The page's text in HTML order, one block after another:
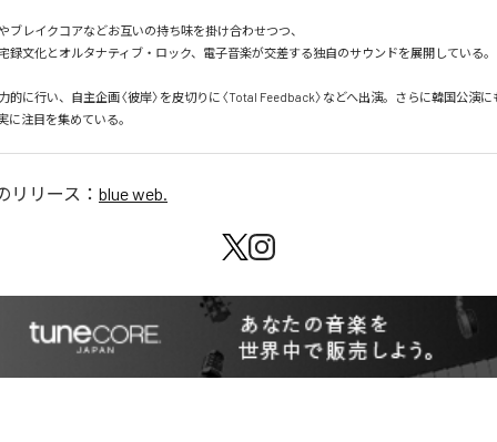
ブレイクコアなどお互いの持ち味を掛け合わせつつ、
録文化とオルタナティブ・ロック、電子音楽が交差する独自のサウンドを展開している。
的に行い、自主企画〈彼岸〉を皮切りに〈Total Feedback〉などへ出演。さらに韓国公演
に注目を集めている。
リリース： blue web.